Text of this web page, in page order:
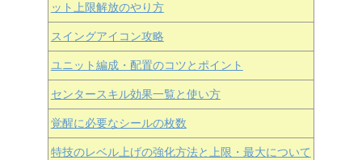
ット上限解放のやり方
スイングアイコン攻略
ユニット編成・配置のコツとポイント
センタースキル効果一覧と使い方
覚醒に必要なシールの枚数
特技のレベル上げの強化方法と上限・最大について